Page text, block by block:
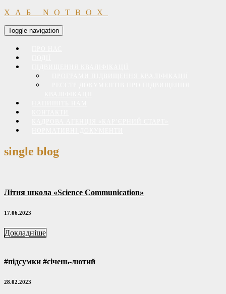
ХАБ NOTBOX
Toggle navigation
single blog
Літня школа «Science Communication»
17.06.2023
Докладніше
#підсумки #січень-лютий
28.02.2023